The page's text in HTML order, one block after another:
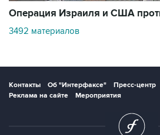
Операция Израиля и США
3492 материалов
Контакты Об "Интерфаксе" Пресс-центр
Реклама на сайте
Мероприятия